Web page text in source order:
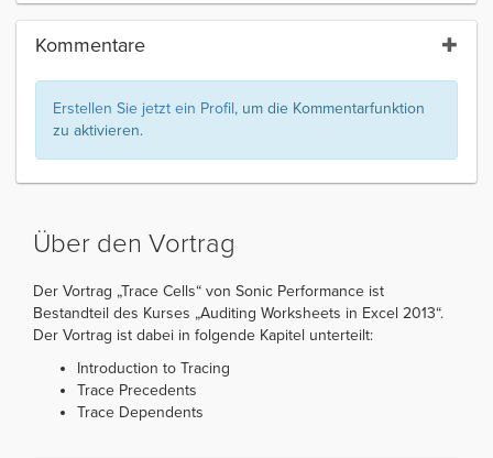
Kommentare
Erstellen Sie jetzt ein Profil, um die Kommentarfunktion
zu aktivieren.
Über den Vortrag
Der Vortrag „Trace Cells“ von Sonic Performance ist
Bestandteil des Kurses „Auditing Worksheets in Excel 2013“.
Der Vortrag ist dabei in folgende Kapitel unterteilt:
Introduction to Tracing
Trace Precedents
Trace Dependents